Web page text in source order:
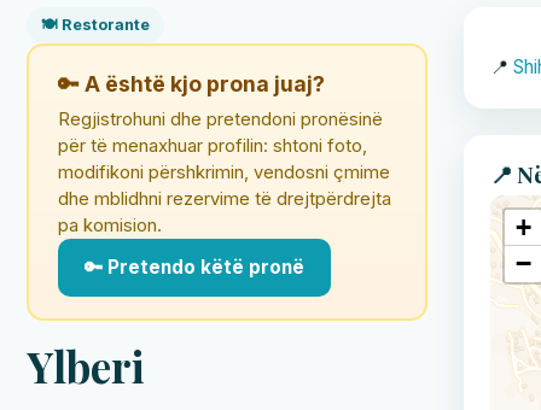
🍽️ Restorante
🔑 A është kjo prona juaj?
Regjistrohuni dhe pretendoni pronësinë
për të menaxhuar profilin: shtoni foto,
modifikoni përshkrimin, vendosni çmime
dhe mblidhni rezervime të drejtpërdrejta
pa komision.
🔑 Pretendo këtë pronë
Ylberi
📍
📍
+
−